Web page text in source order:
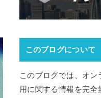
このブログについて
このブログでは、オン
用に関する情報を完全